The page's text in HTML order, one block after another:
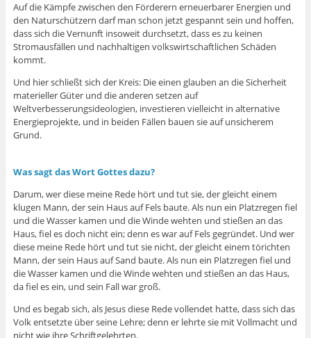
Auf die Kämpfe zwischen den Förderern erneuerbarer Energien und
den Naturschützern darf man schon jetzt gespannt sein und hoffen,
dass sich die Vernunft insoweit durchsetzt, dass es zu keinen
Stromausfällen und nachhaltigen volkswirtschaftlichen Schäden
kommt.
Und hier schließt sich der Kreis: Die einen glauben an die Sicherheit
materieller Güter und die anderen setzen auf
Weltverbesserungsideologien, investieren vielleicht in alternative
Energieprojekte, und in beiden Fällen bauen sie auf unsicherem
Grund.
Was sagt das Wort Gottes dazu?
Darum, wer diese meine Rede hört und tut sie, der gleicht einem
klugen Mann, der sein Haus auf Fels baute. Als nun ein Platzregen fiel
und die Wasser kamen und die Winde wehten und stießen an das
Haus, fiel es doch nicht ein; denn es war auf Fels gegründet. Und wer
diese meine Rede hört und tut sie nicht, der gleicht einem törichten
Mann, der sein Haus auf Sand baute. Als nun ein Platzregen fiel und
die Wasser kamen und die Winde wehten und stießen an das Haus,
da fiel es ein, und sein Fall war groß.
Und es begab sich, als Jesus diese Rede vollendet hatte, dass sich das
Volk entsetzte über seine Lehre; denn er lehrte sie mit Vollmacht und
nicht wie ihre Schriftgelehrten.